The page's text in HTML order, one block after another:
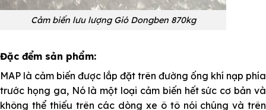
Cảm biến lưu lượng Gió Dongben 870kg
Đặc đểm sản phẩm:
MAP là cảm biến được lắp đặt trên đường ống khí nạp phía
trước họng ga, Nó là một loại cảm biến hết sức cơ bản và
không thể thiếu trên các dòng xe ô tô nói chúng và trên